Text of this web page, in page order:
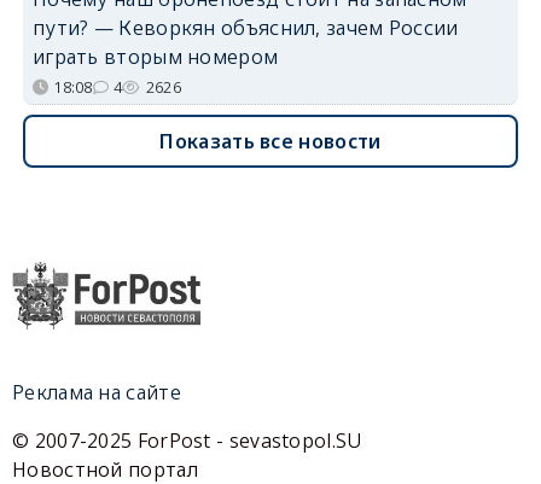
пути? — Кеворкян объяснил, зачем России
играть вторым номером
18:08 4 2626
Показать все новости
Реклама на сайте
© 2007-2025 ForPost - sevastopol.SU
Новостной портал